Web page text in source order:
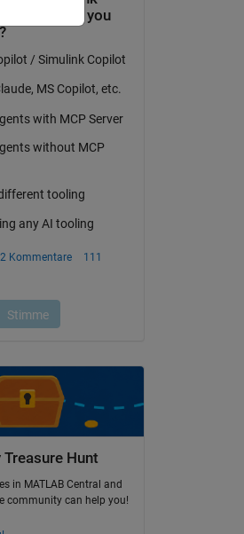
Hunt
in MATLAB Central and
community can help you!